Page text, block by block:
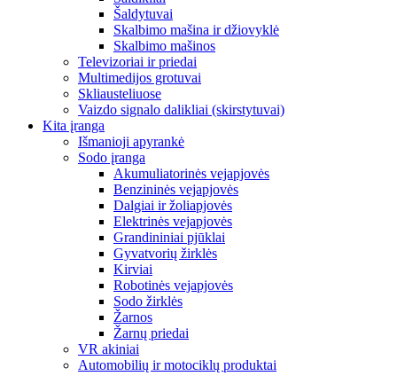
Šaldytuvai
Skalbimo mašina ir džiovyklė
Skalbimo mašinos
Televizoriai ir priedai
Multimedijos grotuvai
Skliausteliuose
Vaizdo signalo dalikliai (skirstytuvai)
Kita įranga
Išmanioji apyrankė
Sodo įranga
Akumuliatorinės vejapjovės
Benzininės vejapjovės
Dalgiai ir žoliapjovės
Elektrinės vejapjovės
Grandininiai pjūklai
Gyvatvorių žirklės
Kirviai
Robotinės vejapjovės
Sodo žirklės
Žarnos
Žarnų priedai
VR akiniai
Automobilių ir motociklų produktai